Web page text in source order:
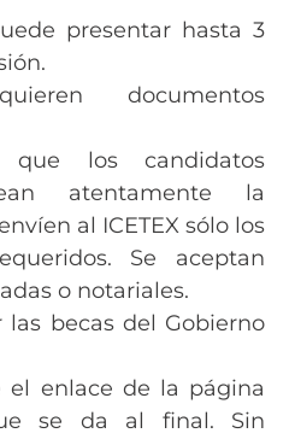
presentar hasta 3
documentos
que los candidatos
atentamente la
al ICETEX sólo los
Se aceptan
o notariales.
las becas del Gobierno
el enlace de la página
se da al final. Sin